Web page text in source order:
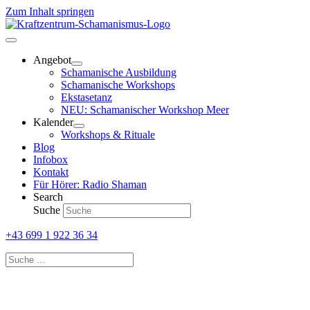
Zum Inhalt springen
Angebot
Schamanische Ausbildung
Schamanische Workshops
Ekstasetanz
NEU: Schamanischer Workshop Meer
Kalender
Workshops & Rituale
Blog
Infobox
Kontakt
Für Hörer: Radio Shaman
Search
Suche
+43 699 1 922 36 34